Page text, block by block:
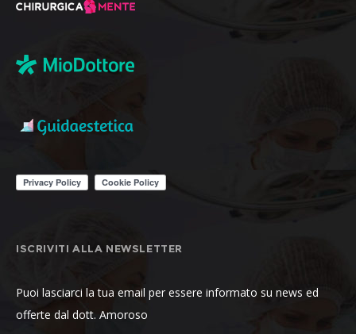
ISCRIVITI ALLA NEWSLETTER
Puoi lasciarci la tua email per essere informato su news ed
offerte dal dott. Amoroso